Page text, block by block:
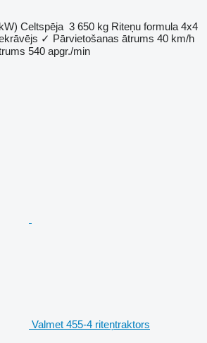
Celtspēja 3 650 kg Riteņu formula 4x4
✓ Pārvietošanas ātrums 40 km/h
540 apgr./min
Valmet 455-4 riteņtraktors